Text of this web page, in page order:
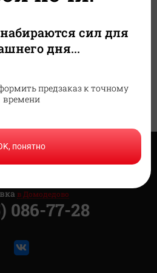
Теперь мы есть рядом
23-
04-26Подробнее
в Домодедово
086-77-28
сил для
дня...
предзаказ к точному
времени
понятно